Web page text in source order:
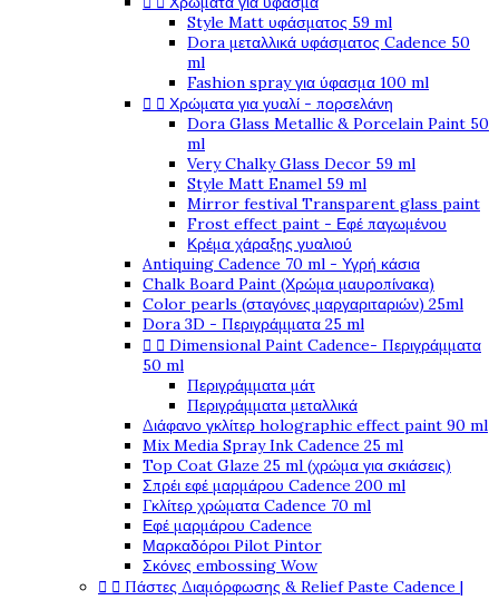
Style Matt υφάσματος 59 ml
Dora μεταλλικά υφάσματος Cadence 50
ml
Fashion spray για ύφασμα 100 ml
  Χρώματα για γυαλί - πορσελάνη
Dora Glass Metallic & Porcelain Paint 50
ml
Very Chalky Glass Decor 59 ml
Style Matt Enamel 59 ml
Mirror festival Transparent glass paint
Frost effect paint - Εφέ παγωμένου
Κρέμα χάραξης γυαλιού
Antiquing Cadence 70 ml - Υγρή κάσια
Chalk Board Paint (Χρώμα μαυροπίνακα)
Color pearls (σταγόνες μαργαριταριών) 25ml
Dora 3D - Περιγράμματα 25 ml
  Dimensional Paint Cadence- Περιγράμματα
50 ml
Περιγράμματα μάτ
Περιγράμματα μεταλλικά
Διάφανο γκλίτερ holographic effect paint 90 ml
Mix Media Spray Ink Cadence 25 ml
Top Coat Glaze 25 ml (χρώμα για σκιάσεις)
Σπρέι εφέ μαρμάρου Cadence 200 ml
Γκλίτερ χρώματα Cadence 70 ml
Εφέ μαρμάρου Cadence
Μαρκαδόροι Pilot Pintor
Σκόνες embossing Wow
  Πάστες Διαμόρφωσης & Relief Paste Cadence |